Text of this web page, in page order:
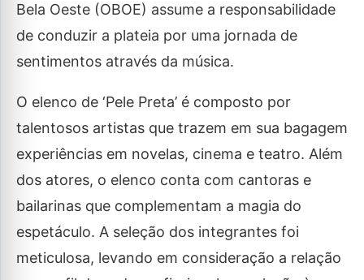
Bela Oeste (OBOE) assume a responsabilidade
de conduzir a plateia por uma jornada de
sentimentos através da música.
O elenco de ‘Pele Preta’ é composto por
talentosos artistas que trazem em sua bagagem
experiências em novelas, cinema e teatro. Além
dos atores, o elenco conta com cantoras e
bailarinas que complementam a magia do
espetáculo. A seleção dos integrantes foi
meticulosa, levando em consideração a relação